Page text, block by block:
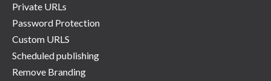
Private URLs
Password Protection
Custom URLS
Scheduled publishing
Remove Branding